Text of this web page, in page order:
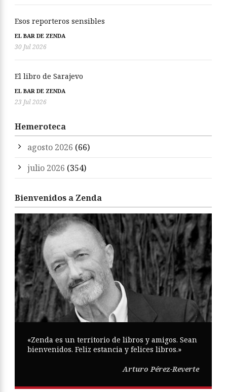
Esos reporteros sensibles
EL BAR DE ZENDA
30 Jul 2026
El libro de Sarajevo
EL BAR DE ZENDA
23 Jul 2026
Hemeroteca
agosto 2026 (66)
julio 2026 (354)
Bienvenidos a Zenda
«Zenda es un territorio de libros y amigos. Sean
bienvenidos. Feliz estancia y felices libros.»
Arturo Pérez-Reverte